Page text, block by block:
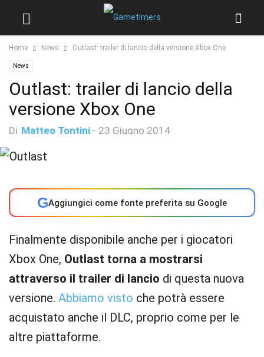
Home News Outlast: trailer di lancio della versione Xbox One
News
Outlast: trailer di lancio della
versione Xbox One
Di Matteo Tontini - 23 Giugno 2014
GAggiungici come fonte preferita su Google
Finalmente disponibile anche per i giocatori
Xbox One, Outlast torna a mostrarsi
attraverso il trailer di lancio di questa nuova
versione. Abbiamo visto che potrà essere
acquistato anche il DLC, proprio come per le
altre piattaforme.